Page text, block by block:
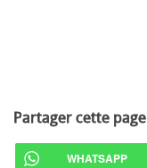
Partager cette page
WHATSAPP